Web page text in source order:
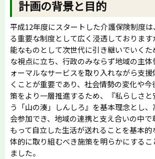
計画の背景と目的
平成12年度にスタートした介護保険制度
る重要な制度として広く浸透しておりま
能なものとして次世代に引き継いでいく
な視点に立ち、行政のみならず地域の主
ォーマルなサービスを取り入れながら支
くことが重要であり、社会情勢の変化や
策をより一層推進するため、『私らしさ
う「山の湊」しんしろ』を基本理念とし
会参加でき、地域の連携と支え合いの中で
もって自立した生活が送れることを基本
体的に取り組むべき施策を明らかにする
ました。